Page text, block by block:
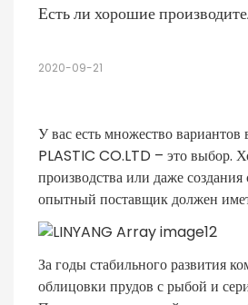
Есть ли хорошие
2020-09-21
У вас есть множество
PLASTIC CO.LTD – это выбор.
производства или даже
опытный поставщик должен
За годы стабильного развития
облицовки прудов с рыбой и